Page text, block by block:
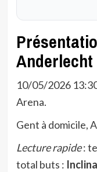
10/05/2026
Arena.
Gent à domicile,
Lecture rapide:
total buts :